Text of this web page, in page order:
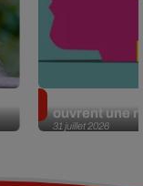
31 juillet 2026
ouvrent une